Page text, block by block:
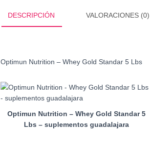
DESCRIPCIÓN VALORACIONES (0)
Optimun Nutrition – Whey Gold Standar 5 Lbs
Optimun Nutrition – Whey Gold Standar 5
Lbs – suplementos guadalajara